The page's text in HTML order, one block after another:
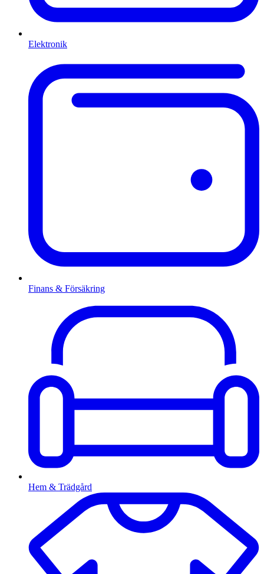
Elektronik
Finans & Försäkring
Hem & Trädgård